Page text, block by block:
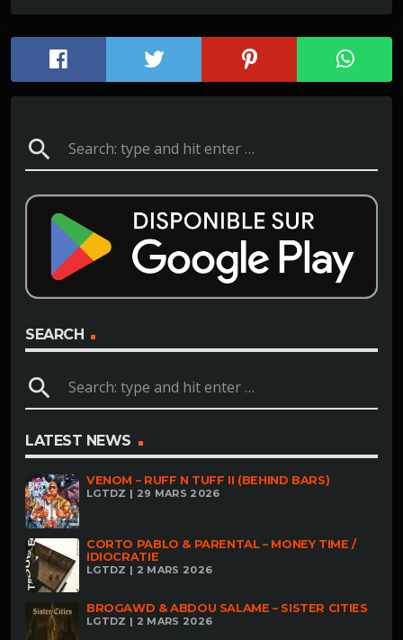
search
SEARCH
search
LATEST NEWS
VENOM – RUFF N TUFF II (BEHIND BARS)
LGTDZ | 29 MARS 2026
CORTO PABLO & PARENTAL – MONEY TIME /
IDIOCRATIE
LGTDZ | 2 MARS 2026
BROGAWD & ABDOU SALAME – SISTER CITIES
LGTDZ | 2 MARS 2026